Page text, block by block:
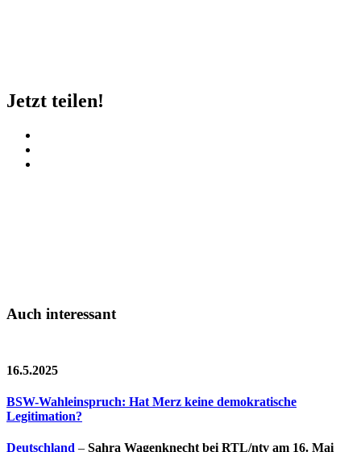
Jetzt teilen!
Auch interessant
16.5.2025
BSW-Wahleinspruch: Hat Merz keine demokratische
Legitimation?
Deutschland – Sahra Wagenknecht bei RTL/ntv am 16. Mai